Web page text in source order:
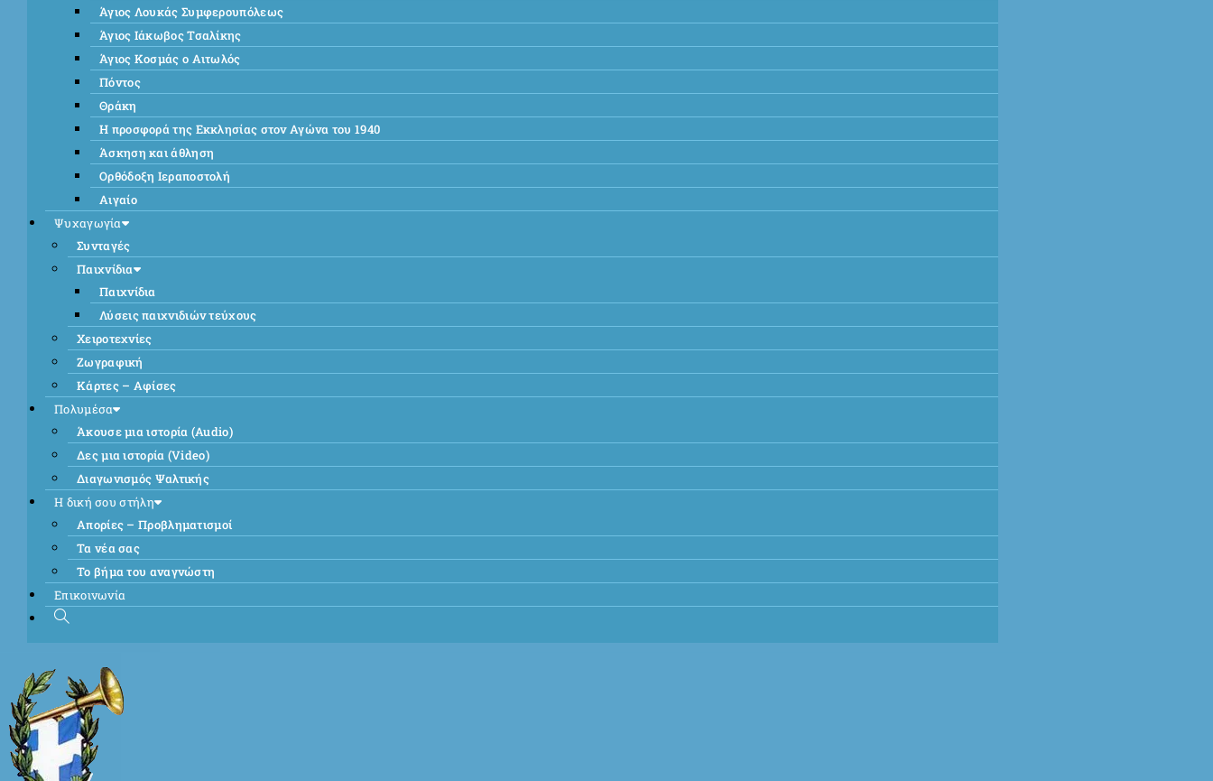
Άγιος Λουκάς Συμφερουπόλεως
Άγιος Ιάκωβος Τσαλίκης
Άγιος Κοσμάς ο Αιτωλός
Πόντος
Θράκη
Η προσφορά της Εκκλησίας στον Αγώνα του 1940
Άσκηση και άθληση
Ορθόδοξη Ιεραποστολή
Αιγαίο
Ψυχαγωγία
Συνταγές
Παιχνίδια
Παιχνίδια
Λύσεις παιχνιδιών τεύχους
Χειροτεχνίες
Ζωγραφική
Κάρτες – Αφίσες
Πολυμέσα
Άκουσε μια ιστορία (Audio)
Δες μια ιστορία (Video)
Διαγωνισμός Ψαλτικής
Η δική σου στήλη
Απορίες – Προβληματισμοί
Τα νέα σας
Το βήμα του αναγνώστη
Επικοινωνία